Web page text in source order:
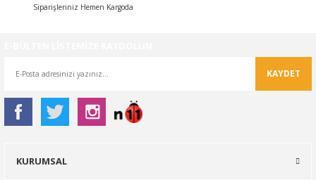
Siparişleriniz Hemen Kargoda
KAYDET
KURUMSAL